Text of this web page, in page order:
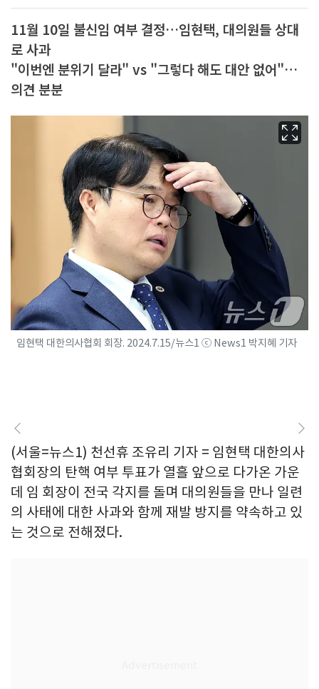
11월 10일 불신임 여부 결정…임현택, 대의원들 상대
로 사과
"이번엔 분위기 달라" vs "그렇다 해도 대안 없어"…
의견 분분
임현택 대한의사협회 회장. 2024.7.15/뉴스1 ⓒ News1 박지혜 기자
(서울=뉴스1) 천선휴 조유리 기자 = 임현택 대한의사
협회장의 탄핵 여부 투표가 열흘 앞으로 다가온 가운
데 임 회장이 전국 각지를 돌며 대의원들을 만나 일련
의 사태에 대한 사과와 함께 재발 방지를 약속하고 있
는 것으로 전해졌다.